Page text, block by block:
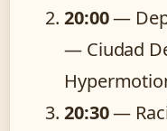
20:00—
— Ciudad
20:30—